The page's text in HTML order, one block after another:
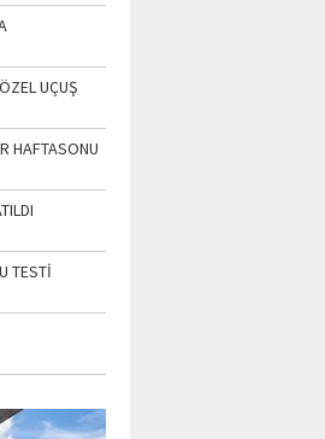
UÇUŞ
HAFTASONU
TESTİ